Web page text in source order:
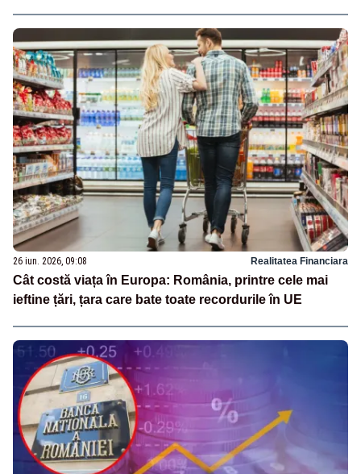
26 iun. 2026, 09:08 Realitatea Financiara
Cât costă viața în Europa: România, printre cele mai
ieftine țări, țara care bate toate recordurile în UE